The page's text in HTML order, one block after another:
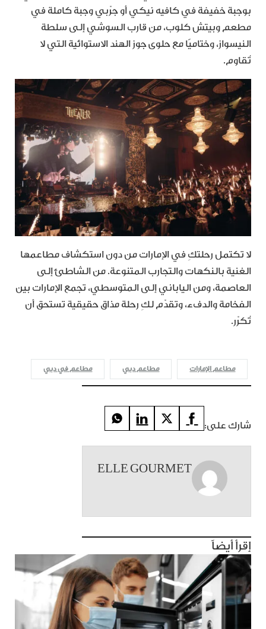
بوجبة خفيفة في كافيه نيكي أو جرّبي وجبة كاملة في
مطعم وبيتش كلوب، من قارب السوشي إلى سلطة
النيسواز، وختاميًا مع حلوى جوز الهند الاستوائية التي لا
تُقاوم.
لا تكتمل رحلتكِ في الإمارات من دون استكشاف مطاعمها
الغنية بالنكهات والتجارب المتنوعة. من الشاطئ إلى
العاصمة، ومن الياباني إلى المتوسطي، تجمع الإمارات بين
الفخامة والدفء، وتقدّم لكِ رحلة مذاق حقيقية تستحق أن
تُكرّر.
مطاعم الإمارات مطاعم دبي مطاعم في دبي
شارك على:
ELLE GOURMET
إقرأ أيضاً